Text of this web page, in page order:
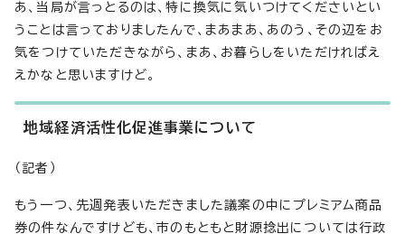
あ、当局が言っとるのは、特に換気に気いつけてくださいとい
うことは言っておりましたんで、まあまあ、あのう、その辺をお
気をつけていただきながら、まあ、お暮らしをいただければえ
えかなと思いますけど。
地域経済活性化促進事業について
（記者）
もう一つ、先週発表いただきました議案の中にプレミアム商品
券の件なんですけども、市のもともと財源捻出については行政